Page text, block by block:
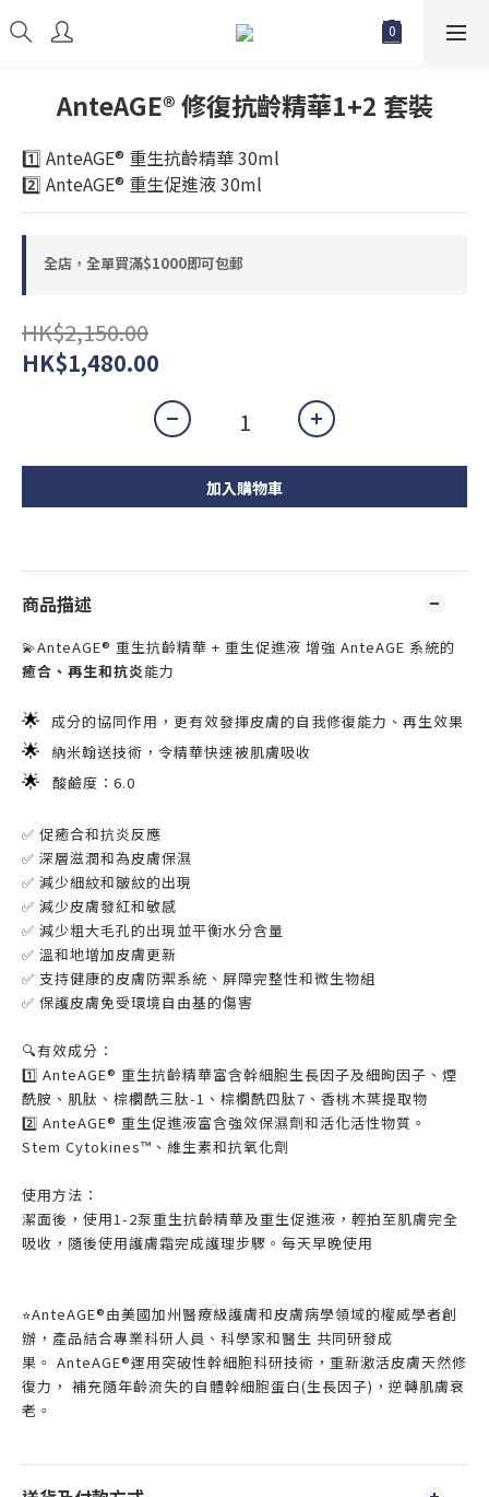
AnteAGE® 修復抗齡精華1+2 套裝
1️⃣ AnteAGE® 重生抗齡精華 30ml
2️⃣ AnteAGE® 重生促進液 30ml
全店，全單買滿$1000即可包郵
HK$2,150.00
HK$1,480.00
加入購物車
商品描述
💫AnteAGE® 重生抗齡精華 + 重生促進液 增強 AnteAGE 系統的
癒合、再生和抗炎能力
🌟 成分的協同作用， 更有效發揮皮膚的自我修復能力、 再生效果
🌟
納米翰送技術，令精華快速被肌膚吸收
🌟 酸鹼度：6.0
✅ 促癒合和抗炎反應
✅ 深層滋潤和為皮膚保濕
✅ 減少細紋和皺紋的出現
✅ 減少皮膚發紅和敏感
✅ 減少粗大毛孔的出現並平衡水分含量
✅ 溫和地增加皮膚更新
✅ 支持健康的皮膚防禦系統、屏障完整性和微生物組
✅ 保護皮膚免受環境自由基的傷害
🔍有效成分：
1️⃣ AnteAGE® 重生抗齡精華富含幹細胞生長因子及細昫因子、煙
酰胺、肌肽、棕櫚酰三肽-1、棕櫚酰四肽7、香桃木葉提取物
2️⃣ AnteAGE® 重生促進液富含強效保濕劑和活化活性物質。
Stem Cytokines™、維生素和抗氧化劑
使用方法：
潔面後， 使用1-2泵重生抗齡精華及重生促進液 ， 輕拍至肌膚完全
吸收，隨後使用護膚霜完成護理步驟。 每天早晚使用
⭐️AnteAGE®由美國加州醫療級護膚和皮膚病學領域的權威學者創
辦，產品結合專業科研人員、科學家和醫生 共同研發成
果 。 AnteAGE®運用突破性幹細胞科研技術，重新激活皮膚天然修
復力， 補充隨年齡流失的自體幹細胞蛋白(生長因子)，逆轉肌膚衰
老。